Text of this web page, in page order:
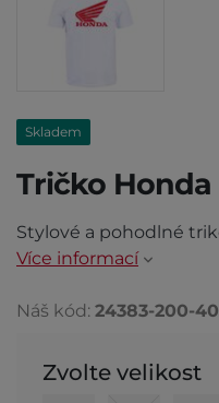
Skladem
Tričko
Stylové a pohodlné
Více informací
Náš kód: 24383-200-
Zvolte velikost